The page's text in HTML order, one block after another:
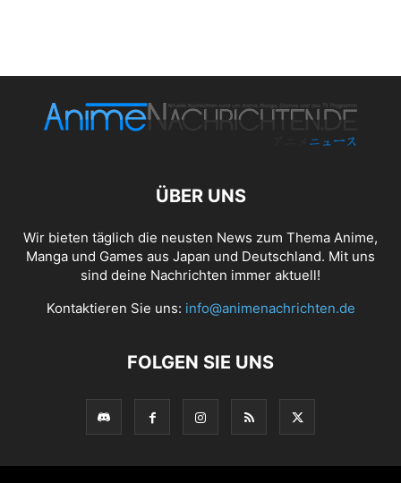
ÜBER UNS
Wir bieten täglich die neusten News zum Thema Anime,
Manga und Games aus Japan und Deutschland. Mit uns
sind deine Nachrichten immer aktuell!
Kontaktieren Sie uns: info@animenachrichten.de
FOLGEN SIE UNS